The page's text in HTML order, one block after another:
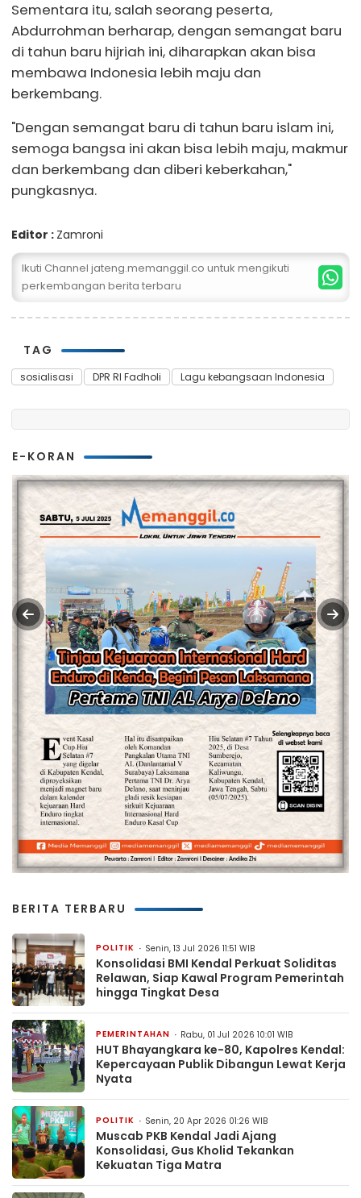
Sementara itu, salah seorang peserta,
Abdurrohman berharap, dengan semangat baru
di tahun baru hijriah ini, diharapkan akan bisa
membawa Indonesia lebih maju dan
berkembang.
"Dengan semangat baru di tahun baru islam ini,
semoga bangsa ini akan bisa lebih maju, makmur
dan berkembang dan diberi keberkahan,"
pungkasnya.
Editor : Zamroni
Ikuti Channel jateng.memanggil.co untuk mengikuti
perkembangan berita terbaru
TAG
sosialisasi DPR RI Fadholi Lagu kebangsaan Indonesia
E-KORAN
BERITA TERBARU
POLITIK Senin, 13 Jul 2026 11:51 WIB
Konsolidasi BMI Kendal Perkuat Soliditas
Relawan, Siap Kawal Program Pemerintah
hingga Tingkat Desa
PEMERINTAHAN Rabu, 01 Jul 2026 10:01 WIB
HUT Bhayangkara ke-80, Kapolres Kendal:
Kepercayaan Publik Dibangun Lewat Kerja
Nyata
POLITIK Senin, 20 Apr 2026 01:26 WIB
Muscab PKB Kendal Jadi Ajang
Konsolidasi, Gus Kholid Tekankan
Kekuatan Tiga Matra